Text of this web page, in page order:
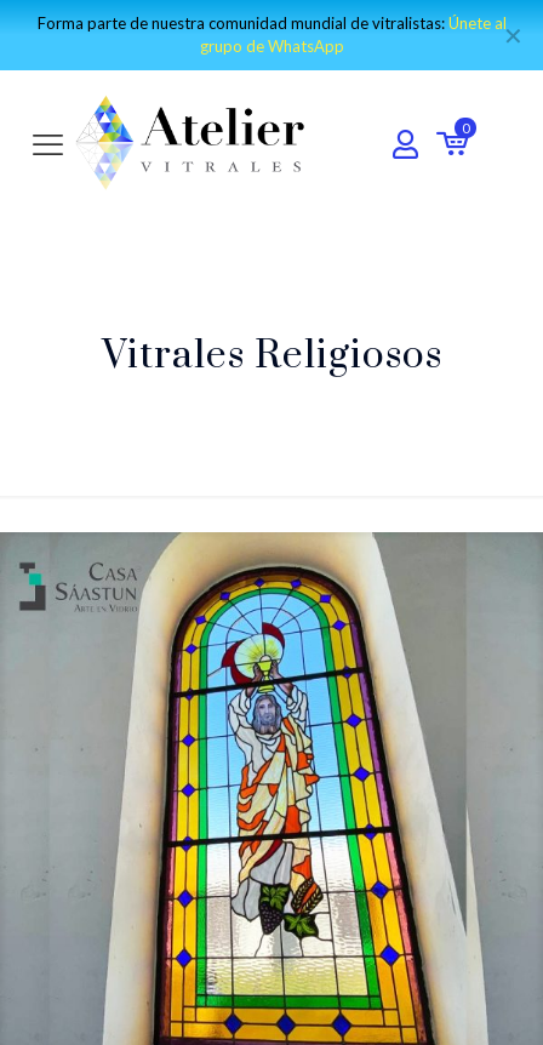
Forma parte de nuestra comunidad mundial de vitralistas:Únete al
grupo de WhatsApp
✕
0
Vitrales Religiosos